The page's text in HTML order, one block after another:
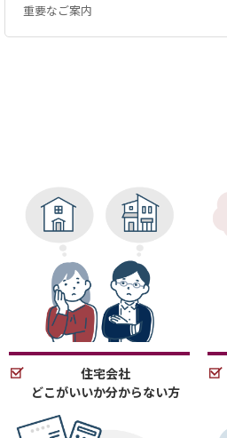
重要なご案内
住宅会社
どこがいいか分からない方